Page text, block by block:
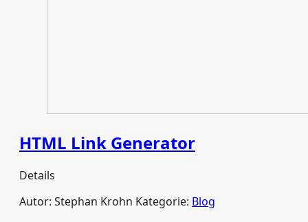
HTML Link Generator
Details
Autor: Stephan Krohn Kategorie: Blog